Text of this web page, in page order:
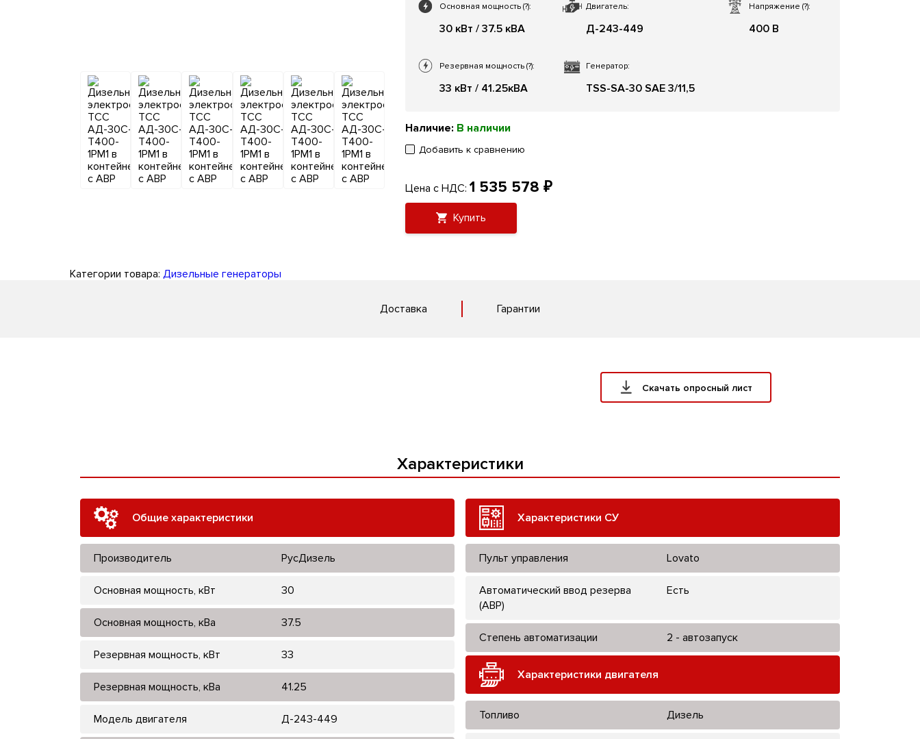
Основная мощность (?):
30 кВт / 37.5 кВА
Двигатель:
Д-243-449
Напряжение(?):
400 В
Резервная мощность (?):
33 кВт / 41.25кВА
Генератор:
TSS-SA-30 SAE 3/11,5
Наличие: В наличии
Добавить к сравнению
Цена с НДС: 1 535 578 ₽
Купить
Категории товара: Дизельные генераторы
Доставка Гарантии
Скачать опросный лист
Характеристики
Общие характеристики
Производитель РусДизель
Основная мощность, кВт 30
Основная мощность, кВа 37.5
Резервная мощность, кВт 33
Резервная мощность, кВа 41.25
Модель двигателя Д-243-449
Характеристики СУ
Пульт управления Lovato
Автоматический ввод резерва
(АВР)
Есть
Степень автоматизации 2 - автозапуск
Характеристики двигателя
Топливо Дизель